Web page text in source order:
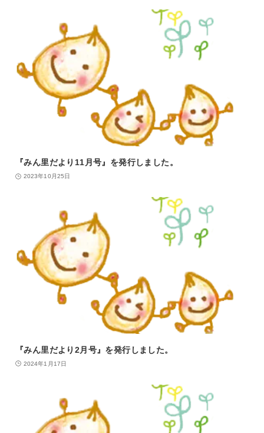
『みん里だより11月号』を発行しました。
2023年10月25日
『みん里だより2月号』を発行しました。
2024年1月17日